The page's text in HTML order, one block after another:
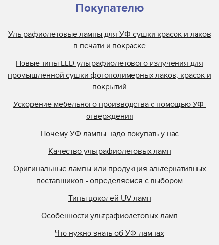
Покупателю
Ультрафиолетовые лампы для УФ-сушки красок и лаков
в печати и покраске
Новые типы LED-ультрафиолетового излучения для
промышленной сушки фотополимерных лаков, красок и
покрытий
Ускорение мебельного производства с помощью УФ-
отверждения
Почему УФ лампы надо покупать у нас
Качество ультрафиолетовых ламп
Оригинальные лампы или продукция альтернативных
поставщиков - определяемся с выбором
Типы цоколей UV-ламп
Особенности ультрафиолетовых ламп
Что нужно знать об УФ-лампах